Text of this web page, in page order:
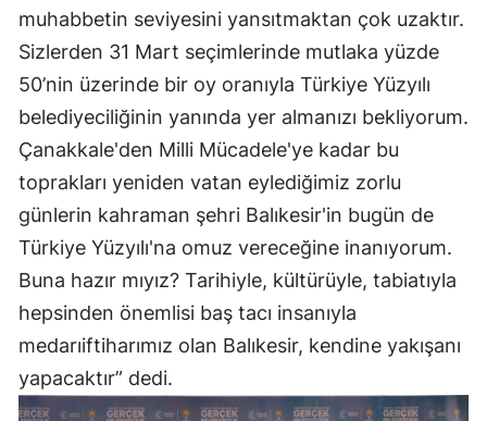
muhabbetin seviyesini yansıtmaktan çok uzaktır.
Sizlerden 31 Mart seçimlerinde mutlaka yüzde
50’nin üzerinde bir oy oranıyla Türkiye Yüzyılı
belediyeciliğinin yanında yer almanızı bekliyorum.
Çanakkale'den Milli Mücadele'ye kadar bu
toprakları yeniden vatan eylediğimiz zorlu
günlerin kahraman şehri Balıkesir'in bugün de
Türkiye Yüzyılı'na omuz vereceğine inanıyorum.
Buna hazır mıyız? Tarihiyle, kültürüyle, tabiatıyla
hepsinden önemlisi baş tacı insanıyla
medarıiftiharımız olan Balıkesir, kendine yakışanı
yapacaktır” dedi.